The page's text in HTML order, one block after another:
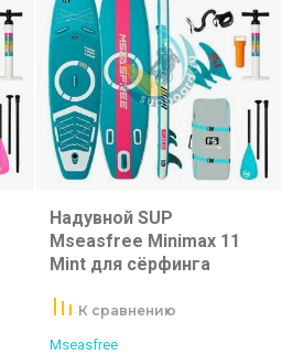
Надувной SUP
Mseasfree Minimax 11
Mint для сёрфинга
К сравнению
Mseasfree